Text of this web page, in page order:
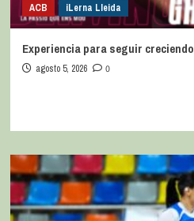
ACB iLerna Lleida
Experiencia para seguir creciendo
agosto 5, 2026 0